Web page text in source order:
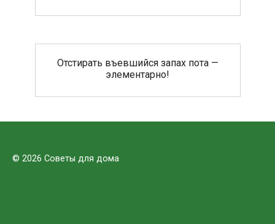
Отстирать въевшийся запах пота —
элементарно!
© 2026 Советы для дома